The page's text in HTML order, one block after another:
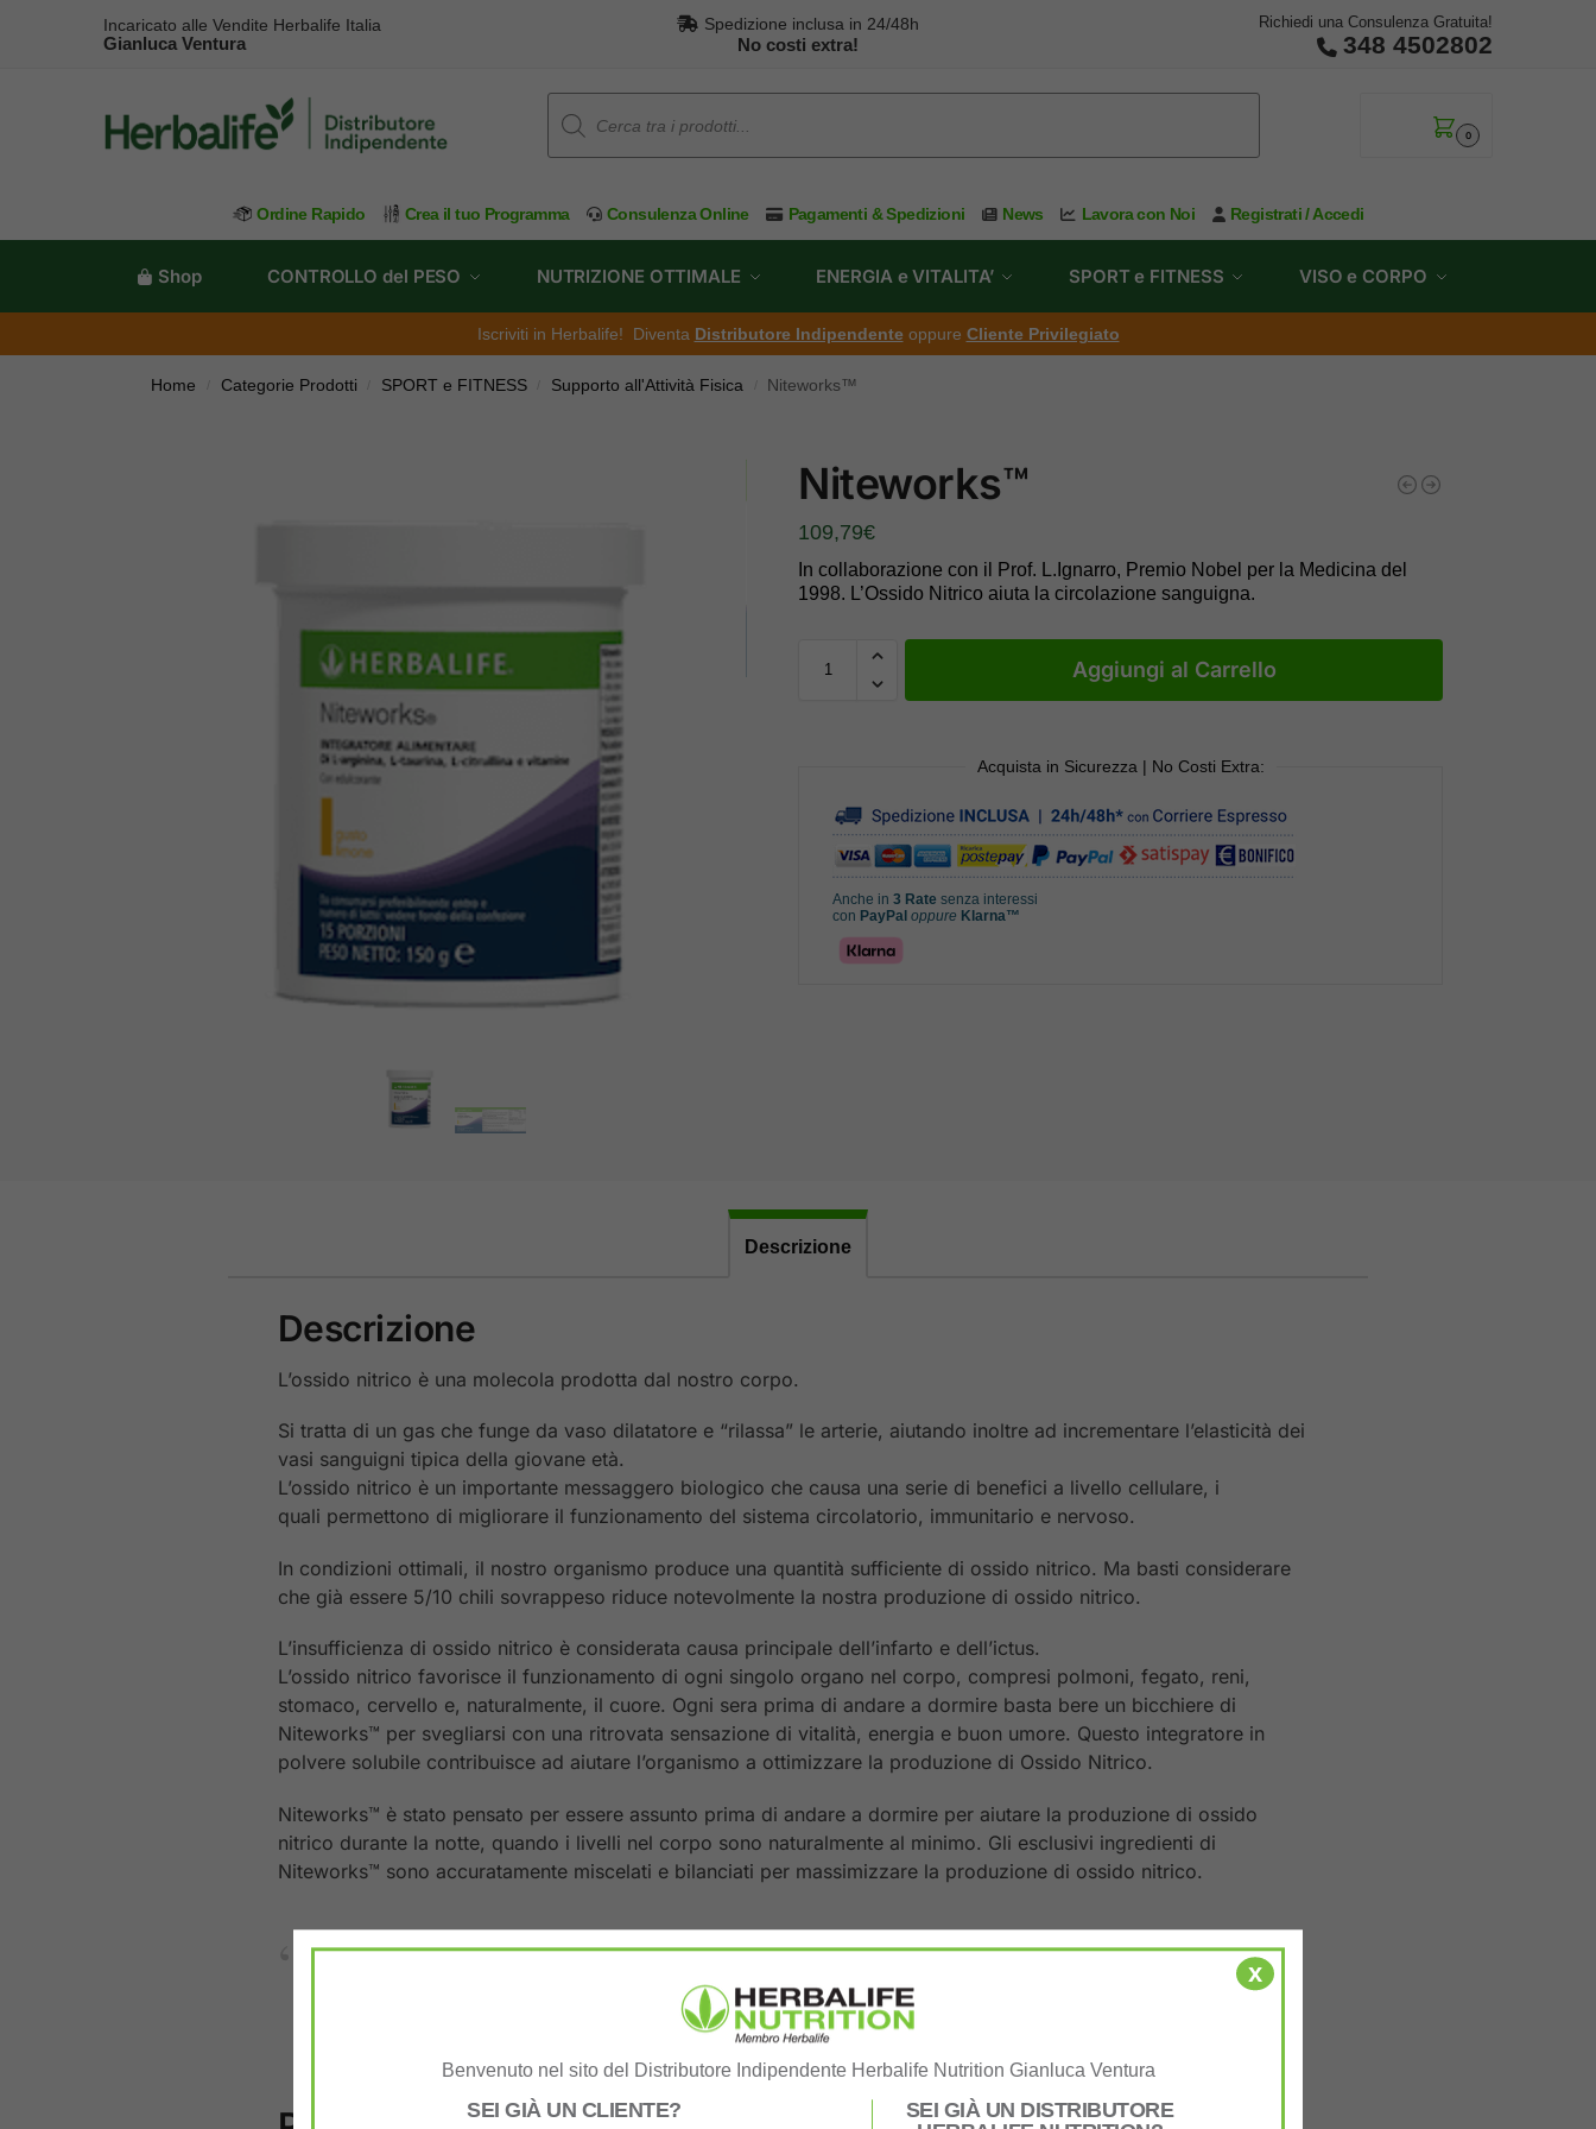
x
Benvenuto nel sito del Distributore Indipendente Herbalife Nutrition Gianluca Ventura
SEI GIÀ UN CLIENTE?
SEI GIÀ UN DISTRIBUTORE
Incaricato alle Vendite Herbalife Italia
Gianluca Ventura
Spedizione inclusa in 24/48h
No costi extra!
Richiedi una Consulenza Gratuita!
348 4502802
Ordine Rapido Crea il tuo Programma Consulenza Online Pagamenti & Spedizioni News Lavora con Noi Registrati / Accedi
0
Shop CONTROLLO del PESO NUTRIZIONE OTTIMALE ENERGIA e VITALITA’ SPORT e FITNESS VISO e CORPO
Iscriviti in Herbalife! Diventa Distributore Indipendente oppure Cliente Privilegiato
Home Categorie Prodotti SPORT e FITNESS Supporto all'Attività Fisica Niteworks™
Niteworks™
109,79€
In collaborazione con il Prof. L.Ignarro, Premio Nobel per la Medicina del
1998. L’Ossido Nitrico aiuta la circolazione sanguigna.
Aggiungi al Carrello
Acquista in Sicurezza | No Costi Extra:
Anche in 3 Rate senza interessi
con PayPal oppure Klarna™
Descrizione
Descrizione
L’ossido nitrico è una molecola prodotta dal nostro corpo.
Si tratta di un gas che funge da vaso dilatatore e “rilassa” le arterie, aiutando inoltre ad incrementare l’elasticità dei
vasi sanguigni tipica della giovane età.
L’ossido nitrico è un importante messaggero biologico che causa una serie di benefici a livello cellulare, i
quali permettono di migliorare il funzionamento del sistema circolatorio, immunitario e nervoso.
In condizioni ottimali, il nostro organismo produce una quantità sufficiente di ossido nitrico. Ma basti considerare
che già essere 5/10 chili sovrappeso riduce notevolmente la nostra produzione di ossido nitrico.
L’insufficienza di ossido nitrico è considerata causa principale dell’infarto e dell’ictus.
L’ossido nitrico favorisce il funzionamento di ogni singolo organo nel corpo, compresi polmoni, fegato, reni,
stomaco, cervello e, naturalmente, il cuore. Ogni sera prima di andare a dormire basta bere un bicchiere di
Niteworks™ per svegliarsi con una ritrovata sensazione di vitalità, energia e buon umore. Questo integratore in
polvere solubile contribuisce ad aiutare l’organismo a ottimizzare la produzione di Ossido Nitrico.
Niteworks™ è stato pensato per essere assunto prima di andare a dormire per aiutare la produzione di ossido
nitrico durante la notte, quando i livelli nel corpo sono naturalmente al minimo. Gli esclusivi ingredienti di
Niteworks™ sono accuratamente miscelati e bilanciati per massimizzare la produzione di ossido nitrico.
Contenuto del Barattolo ed Utilizzo:
Sciogliere 2 misurini (10g) in 250 ml di acqua fredda. Si consiglia di assumere il prodotto la sera,